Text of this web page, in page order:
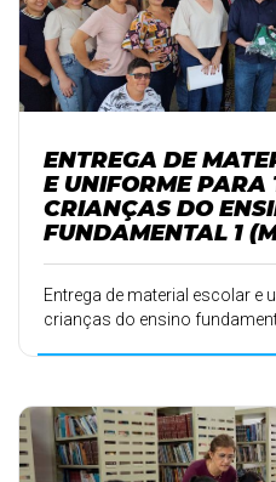
ENTREGA DE
E UNIFORME PARA
CRIANÇAS DO
FUNDAMENTAL 1
Entrega de material escolar e
crianças do ensino